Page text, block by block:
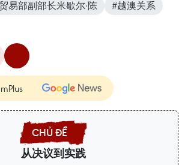
易部副部长米歇尔·陈
#越澳关系
从决议到实践